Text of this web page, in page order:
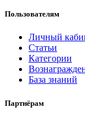
Пользователям
Личный
Статьи
Категории
База знаний
Партнёрам